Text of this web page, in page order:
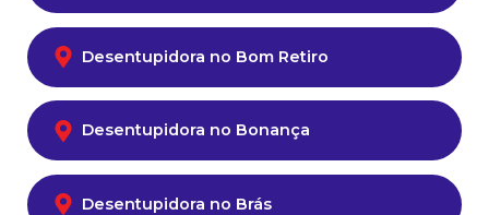
Desentupidora no Bom Retiro
Desentupidora no Bonança
Desentupidora no Brás